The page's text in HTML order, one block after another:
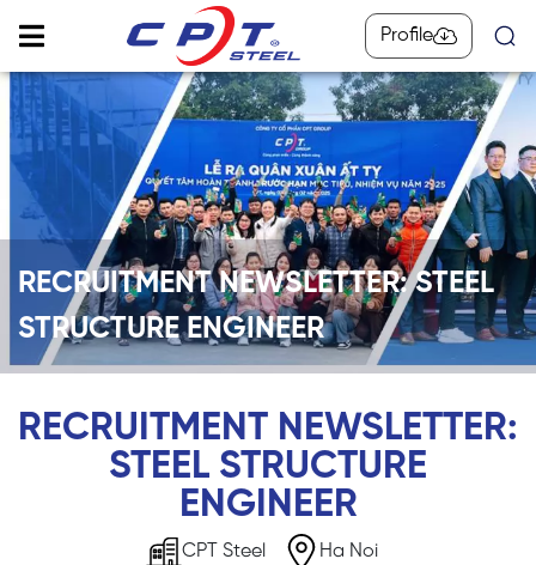
Profile
RECRUITMENT NEWSLETTER: STEEL
STRUCTURE ENGINEER
RECRUITMENT NEWSLETTER:
STEEL STRUCTURE
ENGINEER
CPT Steel
Ha Noi